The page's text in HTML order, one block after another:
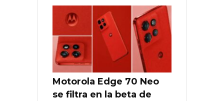
Motorola Edge 70 Neo
se filtra en la beta de